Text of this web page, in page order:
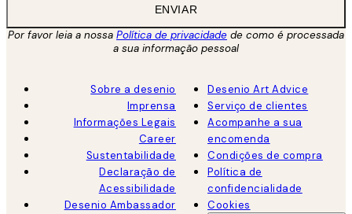
ENVIAR
Por favor leia a nossa Política de privacidade de como é processada
a sua informação pessoal
Sobre a desenio
Imprensa
Informações Legais
Career
Sustentabilidade
Declaração de
Acessibilidade
Desenio Ambassador
Desenio Art Advice
Serviço de clientes
Acompanhe a sua
encomenda
Condições de compra
Política de
confidencialidade
Cookies